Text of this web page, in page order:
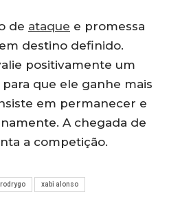
de ataque e promessa
destino definido.
positivamente um
que ele ganhe mais
em permanecer e
A chegada de
a competição.
rodrygo xabi alonso